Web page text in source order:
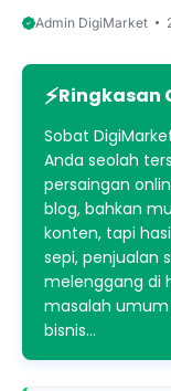
Admin DigiMarket
Ringkasan
Sobat
Anda seolah
persaingan
blog, bahkan
konten, tapi
sepi, penjualan
melenggang di
masalah
bisnis…